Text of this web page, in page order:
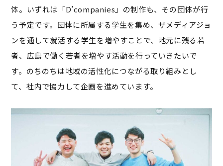
体。いずれは「D’companies」の制作も、その団体が行
う予定です。団体に所属する学生を集め、ザメディアジョ
ンを通して就活する学生を増やすことで、地元に残る若
者、広島で働く若者を増やす活動を行っていきたいで
す。のちのちは地域の活性化につながる取り組みとし
て、社内で協力して企画を進めています。